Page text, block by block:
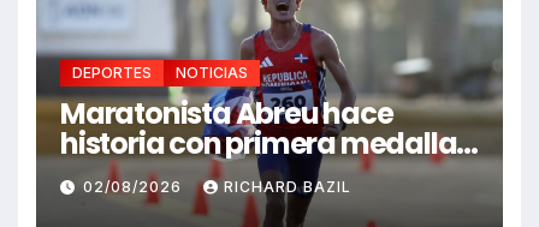
DEPORTES NOTICIAS
Maratonista Abreu hace
historia con primera medalla
en Juegos Santo Domingo
2026
02/08/2026 RICHARD BAZIL